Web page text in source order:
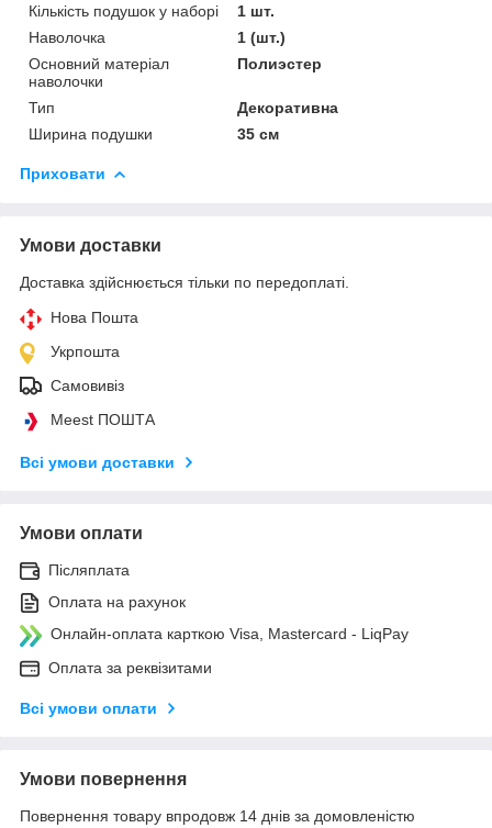
Кількість подушок у наборі
1 шт.
Наволочка
1 (шт.)
Основний матеріал
наволочки
Полиэстер
Тип
Декоративна
Ширина подушки
35 см
Приховати
Умови доставки
Доставка здійснюється тільки по передоплаті.
Нова Пошта
Укрпошта
Самовивіз
Meest ПОШТА
Всі умови доставки
Умови оплати
Післяплата
Оплата на рахунок
Онлайн-оплата карткою Visa, Mastercard - LiqPay
Оплата за реквізитами
Всі умови оплати
Умови повернення
Повернення товару впродовж 14 днів за домовленістю